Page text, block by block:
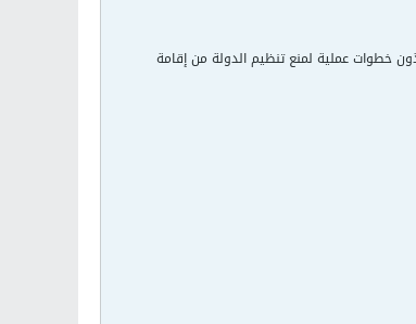
خطوات عملية لمنع تنظيم الدولة من إقامة